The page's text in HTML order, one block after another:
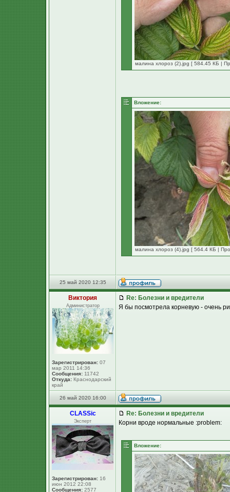
малина хлороз (2).jpg [ 584.45 КБ |
Вложение:
малина хлороз (4).jpg [ 564.4 КБ |
25 май 2020 12:35
Виктория
Администратор
Зарегистрирован: 07
мар 2011 14:36
Сообщения: 11742
Откуда: Краснодарский
край
Re: Болезни и вредители
Я бы посмотрела корневую - очень
26 май 2020 16:00
CLASSic
Эксперт
Зарегистрирован: 16
июн 2012 22:08
Сообщения: 2577
Re: Болезни и вредители
Корни вроде нормальные :problem:
Вложение: